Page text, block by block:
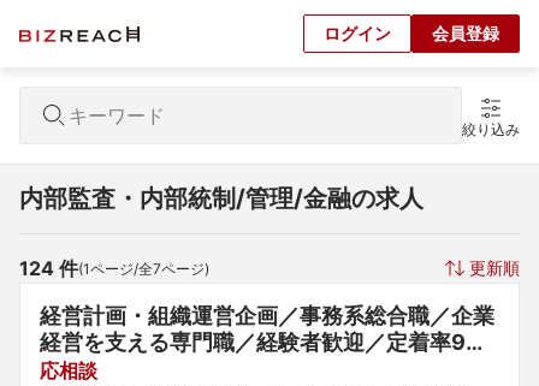
ログイン 会員登録
絞り込み
内部監査・内部統制/管理/金融の求人
124 件(1ページ/全7ページ) 更新順
経営計画・組織運営企画／事務系総合職／企業
経営を支える専門職／経験者歓迎／定着率9
5％以上
応相談